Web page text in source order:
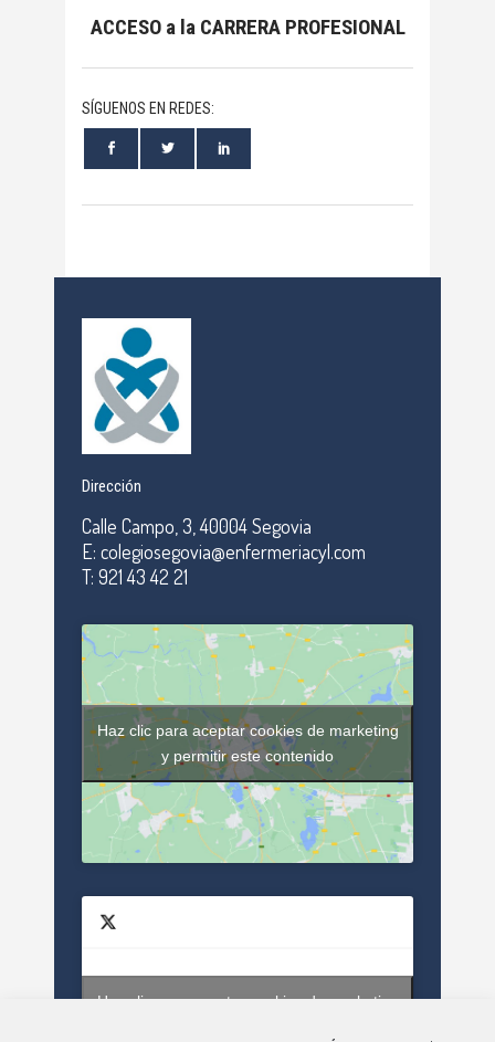
ACCESO a la CARRERA PROFESIONAL
SÍGUENOS EN REDES:
Dirección
Calle Campo, 3, 40004 Segovia
E: colegiosegovia@enfermeriacyl.com
T: 921 43 42 21
Haz clic para aceptar cookies de marketing
y permitir este contenido
Haz clic para aceptar cookies de marketing